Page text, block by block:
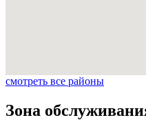
смотреть все районы
Зона